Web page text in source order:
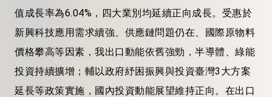
值成長率為6.04%，四大業別均延續正向成長。受惠於
新興科技應用需求續強、供應鏈問題仍在、國際原物料
價格攀高等因素，我出口動能依舊強勁，半導體、綠能
投資持續擴增；輔以政府紓困振興與投資臺灣3大方案
延長等政策實施，國內投資動能展望維持正向。在出口